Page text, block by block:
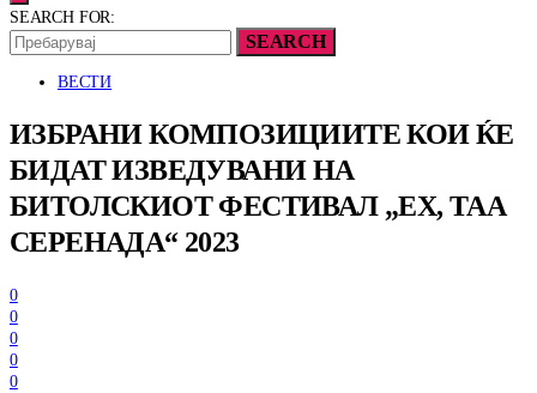
SEARCH FOR:
SEARCH
ВЕСТИ
ИЗБРАНИ КОМПОЗИЦИИТЕ КОИ ЌЕ
БИДАТ ИЗВЕДУВАНИ НА
БИТОЛСКИОТ ФЕСТИВАЛ „ЕХ, ТАА
СЕРЕНАДА“ 2023
0
0
0
0
0